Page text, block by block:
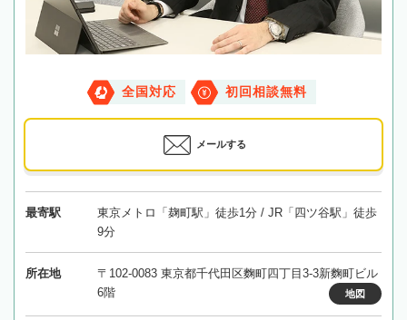
全国対応 初回相談無料
メールする
最寄駅
東京メトロ「麹町駅」徒歩1分 / JR「四ツ谷駅」徒歩
9分
所在地
〒102-0083 東京都千代田区麴町四丁目3-3新麴町ビル
6階
地図